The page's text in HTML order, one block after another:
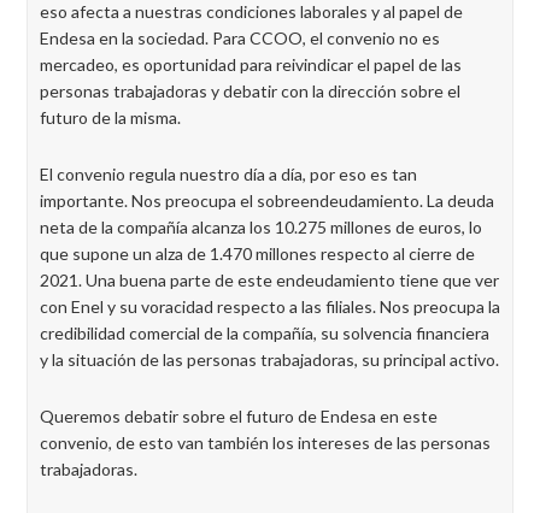
eso afecta a nuestras condiciones laborales y al papel de
Endesa en la sociedad. Para CCOO, el convenio no es
mercadeo, es oportunidad para reivindicar el papel de las
personas trabajadoras y debatir con la dirección sobre el
futuro de la misma.
El convenio regula nuestro día a día, por eso es tan
importante. Nos preocupa el sobreendeudamiento. La deuda
neta de la compañía alcanza los 10.275 millones de euros, lo
que supone un alza de 1.470 millones respecto al cierre de
2021. Una buena parte de este endeudamiento tiene que ver
con Enel y su voracidad respecto a las filiales. Nos preocupa la
credibilidad comercial de la compañía, su solvencia financiera
y la situación de las personas trabajadoras, su principal activo.
Queremos debatir sobre el futuro de Endesa en este
convenio, de esto van también los intereses de las personas
trabajadoras.